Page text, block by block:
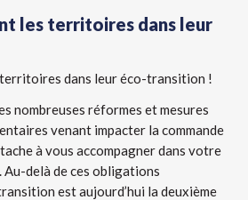
les territoires dans leur
dans leur éco-transition !
nombreuses réformes et mesures
venant impacter la commande
à vous accompagner dans votre
delà de ces obligations
est aujourd’hui la deuxième